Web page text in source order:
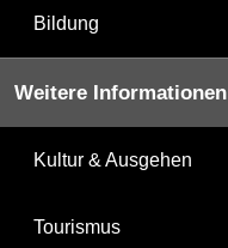
Bildung
Weitere Informationen
Kultur & Ausgehen
Tourismus